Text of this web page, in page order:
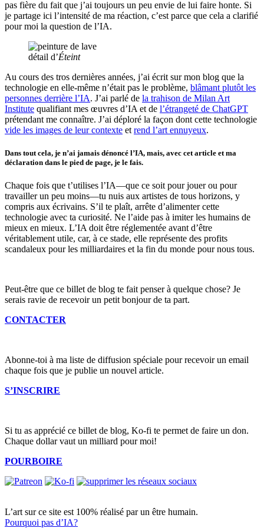
pas fière du fait que j’ai toujours un peu envie de lui faire honte. Si
je partage ici l’intensité de ma réaction, c’est parce que cela a clarifié
pour moi la question de l’IA.
détail d’Éteint
Au cours des tros dernières années, j’ai écrit sur mon blog que la
technologie en elle-même n’était pas le problème, blâmant plutôt les
personnes derrière l’IA. J’ai parlé de la trahison de Milan Art
Institute qualifiant mes œuvres d’IA et de l’étrangeté de ChatGPT
prétendant me connaître. J’ai déploré la façon dont cette technologie
vide les images de leur contexte et rend l’art ennuyeux.
Dans tout cela, je n’ai jamais dénoncé l’IA, mais, avec cet article et ma
déclaration dans le pied de page, je le fais.
Chaque fois que t’utilises l’IA—que ce soit pour jouer ou pour
travailler un peu moins—tu nuis aux artistes de tous horizons, y
compris aux écrivains. S’il te plaît, arrête d’alimenter cette
technologie avec ta curiosité. Ne l’aide pas à imiter les humains de
mieux en mieux. L’IA doit être réglementée avant d’être
véritablement utile, car, à ce stade, elle représente des profits
scandaleux pour les milliardaires et la fin du monde pour nous tous.
Peut-être que ce billet de blog te fait penser à quelque chose? Je
serais ravie de recevoir un petit bonjour de ta part.
CONTACTER
Abonne-toi à ma liste de diffusion spéciale pour recevoir un email
chaque fois que je publie un nouvel article.
S’INSCRIRE
Si tu as apprécié ce billet de blog, Ko-fi te permet de faire un don.
Chaque dollar vaut un milliard pour moi!
POURBOIRE
L’art sur ce site est 100% réalisé par un être humain.
Pourquoi pas d’IA?